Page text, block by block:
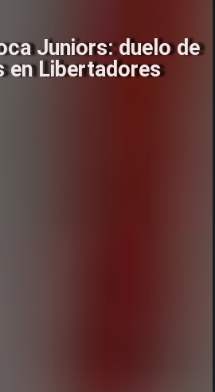
Juniors: duelo de
en Libertadores